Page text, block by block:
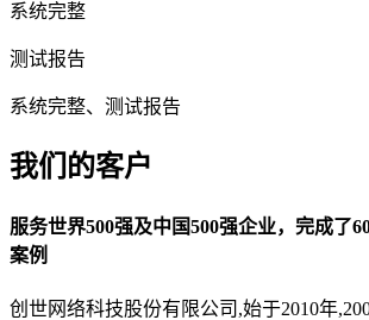
系统完整
测试报告
系统完整、测试报告
我们的客户
服务世界500强及中国500强企业，完成了
案例
创世网络科技股份有限公司,始于2010年